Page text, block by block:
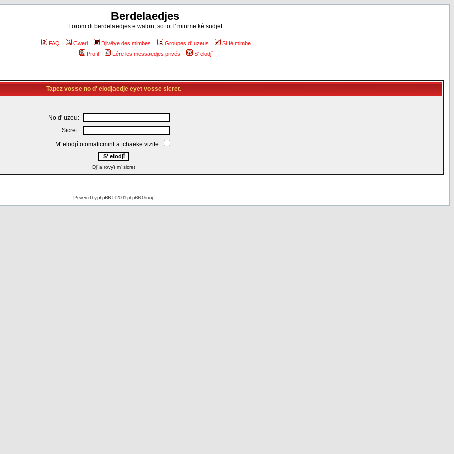
Berdelaedjes
Forom di berdelaedjes e walon, so tot l' minme ké sudjet
FAQ Cweri Djivêye des mimbes Groupes d' uzeus
Si fé mimbe
Profil
Lére les messaedjes privés S' elodjî
Tapez vosse no d' elodjaedje eyet vosse sicret.
No d' uzeu:
Sicret:
M' elodjî otomaticmint a tchaeke vizite:
Dj' a rovyî m' sicret
Powered byphpBB© 2001 phpBB Group